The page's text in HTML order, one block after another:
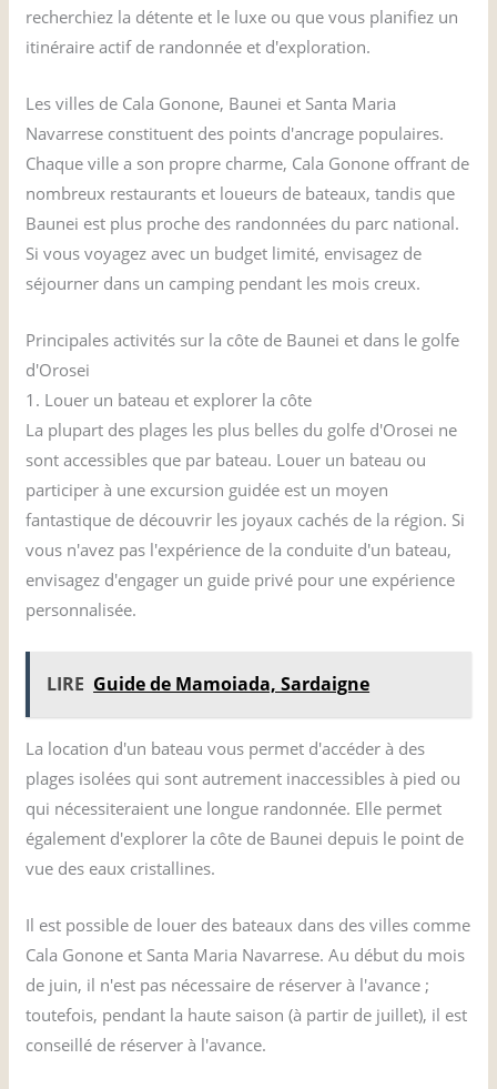
recherchiez la détente et le luxe ou que vous planifiez un
itinéraire actif de randonnée et d'exploration.
Les villes de Cala Gonone, Baunei et Santa Maria
Navarrese constituent des points d'ancrage populaires.
Chaque ville a son propre charme, Cala Gonone offrant de
nombreux restaurants et loueurs de bateaux, tandis que
Baunei est plus proche des randonnées du parc national.
Si vous voyagez avec un budget limité, envisagez de
séjourner dans un camping pendant les mois creux.
Principales activités sur la côte de Baunei et dans le golfe
d'Orosei
1. Louer un bateau et explorer la côte
La plupart des plages les plus belles du golfe d'Orosei ne
sont accessibles que par bateau. Louer un bateau ou
participer à une excursion guidée est un moyen
fantastique de découvrir les joyaux cachés de la région. Si
vous n'avez pas l'expérience de la conduite d'un bateau,
envisagez d'engager un guide privé pour une expérience
personnalisée.
LIRE Guide de Mamoiada, Sardaigne
La location d'un bateau vous permet d'accéder à des
plages isolées qui sont autrement inaccessibles à pied ou
qui nécessiteraient une longue randonnée. Elle permet
également d'explorer la côte de Baunei depuis le point de
vue des eaux cristallines.
Il est possible de louer des bateaux dans des villes comme
Cala Gonone et Santa Maria Navarrese. Au début du mois
de juin, il n'est pas nécessaire de réserver à l'avance ;
toutefois, pendant la haute saison (à partir de juillet), il est
conseillé de réserver à l'avance.